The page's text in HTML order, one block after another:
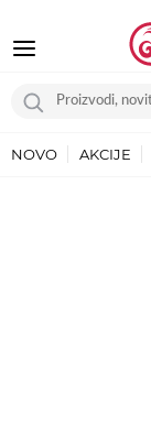
NOVO AKCIJE